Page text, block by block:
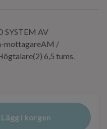
AV
mottagareAM /
6,5 tums.
Lägg i korgen